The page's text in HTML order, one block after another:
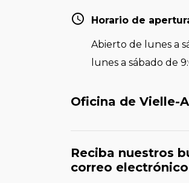
Horario de
Abierto de lunes a
lunes a sábado de
Oficina de Vielle-
Reciba nuestros
correo electrónico